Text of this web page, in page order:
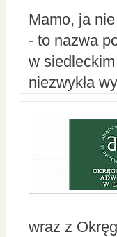
Mamo, ja
- to nazwa
w
niezwykła
wraz z